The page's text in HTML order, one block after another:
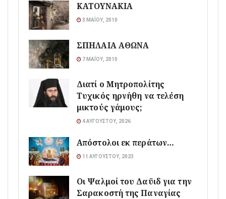
ΚΑΤΟΥΝΑΚΙΑ
3 ΜΑΪ́ΟΥ, 2010
ΣΠΗΛΑΙΑ ΑΘΩΝΑ
7 ΜΑΪ́ΟΥ, 2010
Διατί ο Μητροπολίτης
Τυχικός ηρνήθη να τελέση
μικτούς γάμους;
4 ΑΥΓΟΎΣΤΟΥ, 2026
Απόστολοι εκ περάτων…
11 ΑΥΓΟΎΣΤΟΥ, 2023
Οι Ψαλμοί του Δαϋιδ για την
Σαρακοστή της Παναγίας